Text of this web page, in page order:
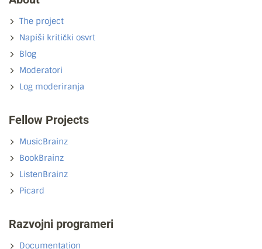
The project
Napiši kritički osvrt
Blog
Moderatori
Log moderiranja
Fellow Projects
MusicBrainz
BookBrainz
ListenBrainz
Picard
Razvojni programeri
Documentation